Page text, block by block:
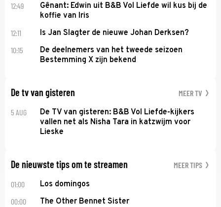
12:49
Gênant: Edwin uit B&B Vol Liefde wil kus bij de
koffie van Iris
12:11 Is Jan Slagter de nieuwe Johan Derksen?
10:15
De deelnemers van het tweede seizoen
Bestemming X zijn bekend
De tv van gisteren MEER TV
5 AUG
De TV van gisteren: B&B Vol Liefde-kijkers
vallen net als Nisha Tara in katzwijm voor
Lieske
De nieuwste tips om te streamen MEER TIPS
01:00 Los domingos
00:00 The Other Bennet Sister